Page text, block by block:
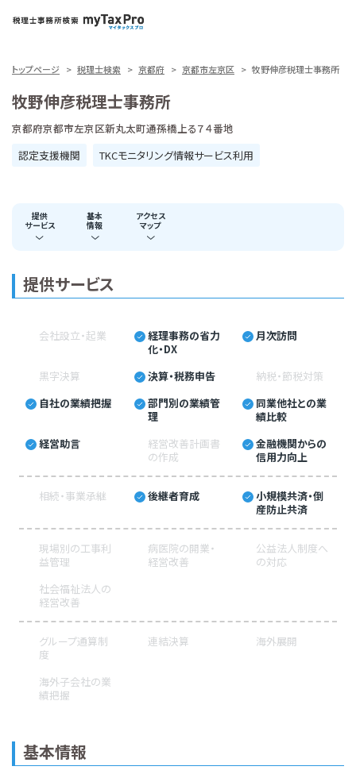
トップページ 税理士検索 京都府 京都市左京区 牧野伸彦税理士事務所
牧野伸彦税理士事務所
京都府京都市左京区新丸太町通孫橋上る７４番地
認定支援機関
TKCモニタリング情報サービス利用
提供
サービス
基本
情報
アクセス
マップ
提供サービス
会社設立・起業
経理事務の省力
化・DX
月次訪問
黒字決算 決算・税務申告
納税・節税対策
自社の業績把握
部門別の業績管
理
同業他社との業
績比較
経営助言
経営改善計画書
の作成
金融機関からの
信用力向上
相続・事業承継 後継者育成
小規模共済・倒
産防止共済
現場別の工事利
益管理
病医院の開業・
経営改善
公益法人制度へ
の対応
社会福祉法人の
経営改善
グループ通算制
度
連結決算 海外展開
海外子会社の業
績把握
基本情報